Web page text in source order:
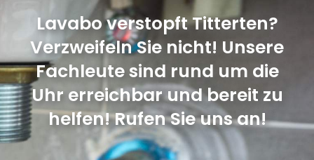
Lavabo verstopft Titterten?
Verzweifeln Sie nicht! Unsere
Fachleute sind rund um die
Uhr erreichbar und bereit zu
helfen! Rufen Sie uns an!